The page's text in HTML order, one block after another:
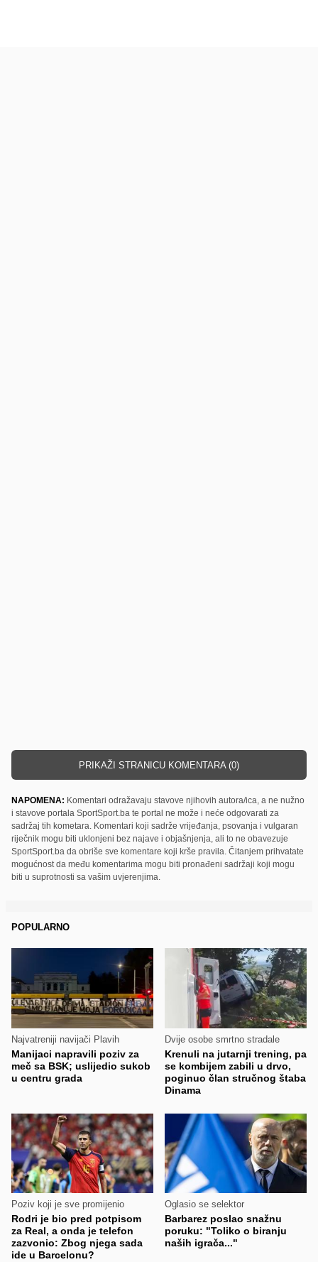
PRIKAŽI STRANICU KOMENTARA (0)
NAPOMENA: Komentari odražavaju stavove njihovih autora/ica, a ne nužno
i stavove portala SportSport.ba te portal ne može i neće odgovarati za
sadržaj tih kometara. Komentari koji sadrže vrijeđanja, psovanja i vulgaran
riječnik mogu biti uklonjeni bez najave i objašnjenja, ali to ne obavezuje
SportSport.ba da obriše sve komentare koji krše pravila. Čitanjem prihvatate
mogućnost da među komentarima mogu biti pronađeni sadržaji koji mogu
biti u suprotnosti sa vašim uvjerenjima.
POPULARNO
Najvatreniji navijači Plavih
Manijaci napravili poziv za
meč sa BSK; uslijedio sukob
u centru grada
Dvije osobe smrtno stradale
Krenuli na jutarnji trening, pa
se kombijem zabili u drvo,
poginuo član stručnog štaba
Dinama
Poziv koji je sve promijenio
Rodri je bio pred potpisom
za Real, a onda je telefon
zazvonio: Zbog njega sada
ide u Barcelonu?
Oglasio se selektor
Barbarez poslao snažnu
poruku: "Toliko o biranju
naših igrača..."